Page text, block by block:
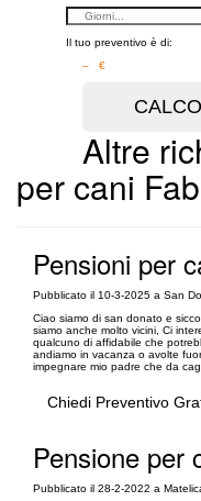
Il tuo preventivo è di:
– €
Altre
per cani
Pensioni per
Pubblicato il 10-3-2025 a San
Ciao siamo di san donato e
siamo anche molto vicini, Ci
qualcuno di affidabile che
andiamo in vacanza o avolte
impegnare mio padre che da
Chiedi Preventivo
Pensione per
Pubblicato il 28-2-2022 a